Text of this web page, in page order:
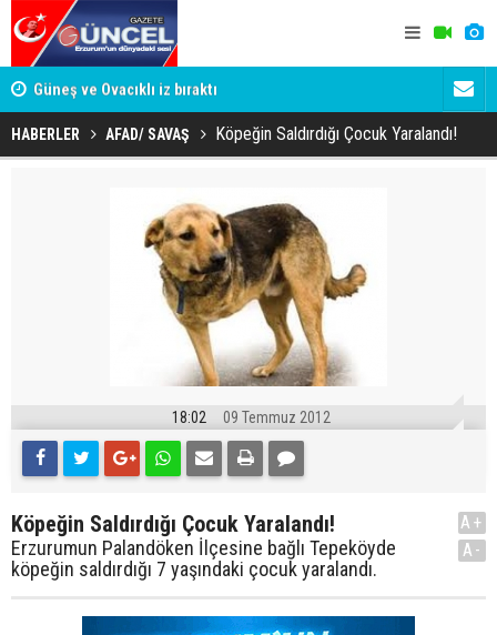
Güneş ve Ovacıklı iz bıraktı BEYAZLI
BAŞLADI
HABERLER AFAD/ SAVAŞ Köpeğin Saldırdığı Çocuk Yaralandı!
18:02 09 Temmuz 2012
Köpeğin Saldırdığı Çocuk Yaralandı!
Erzurumun Palandöken İlçesine bağlı Tepeköyde
köpeğin saldırdığı 7 yaşındaki çocuk yaralandı.
A+
A-